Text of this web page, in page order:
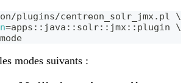
plugins/centreon_solr_jmx.pl \
=apps::java::solr::jmx::plugin \
modes suivants :